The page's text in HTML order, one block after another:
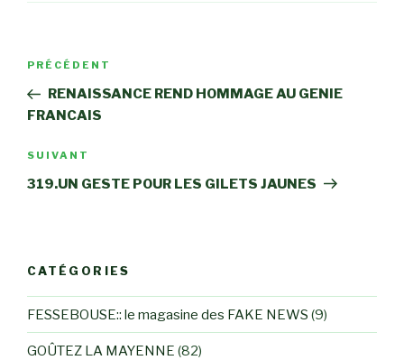
Navigation
l’article
Article
précédent
PRÉCÉDENT
RENAISSANCE REND HOMMAGE AU GENIE
FRANCAIS
Article
suivant
SUIVANT
319.UN GESTE POUR LES GILETS JAUNES
CATÉGORIES
FESSEBOUSE:: le magasine des FAKE NEWS (9)
GOÛTEZ LA MAYENNE (82)